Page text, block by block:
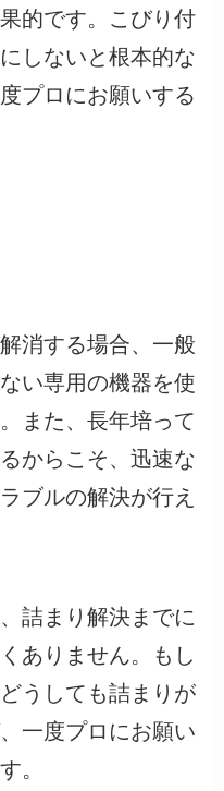
的です。こびり付
しないと根本的な
プロにお願いする
消する場合、一般
い専用の機器を使
また、長年培って
からこそ、迅速な
ブルの解決が行え
詰まり解決までに
ありません。もし
うしても詰まりが
一度プロにお願い
。